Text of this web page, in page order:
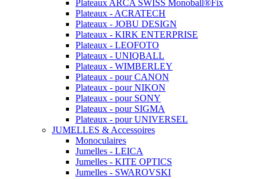
Plateaux ARCA SWISS Monoball®Fix
Plateaux - ACRATECH
Plateaux - JOBU DESIGN
Plateaux - KIRK ENTERPRISE
Plateaux - LEOFOTO
Plateaux - UNIQBALL
Plateaux - WIMBERLEY
Plateaux - pour CANON
Plateaux - pour NIKON
Plateaux - pour SONY
Plateaux - pour SIGMA
Plateaux - pour UNIVERSEL
JUMELLES & Accessoires
Monoculaires
Jumelles - LEICA
Jumelles - KITE OPTICS
Jumelles - SWAROVSKI